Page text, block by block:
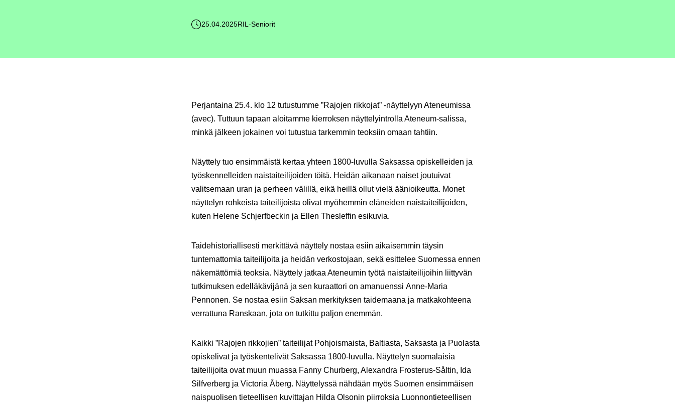
25.04.2025RIL-Seniorit
Perjantaina 25.4. klo 12 tutustumme ”Rajojen rikkojat” -näyttelyyn Ateneumissa
(avec). Tuttuun tapaan aloitamme kierroksen näyttelyintrolla Ateneum-salissa,
minkä jälkeen jokainen voi tutustua tarkemmin teoksiin omaan tahtiin.
Näyttely tuo ensimmäistä kertaa yhteen 1800-luvulla Saksassa opiskelleiden ja
työskennelleiden naistaiteilijoiden töitä. Heidän aikanaan naiset joutuivat
valitsemaan uran ja perheen välillä, eikä heillä ollut vielä äänioikeutta. Monet
näyttelyn rohkeista taiteilijoista olivat myöhemmin eläneiden naistaiteilijoiden,
kuten Helene Schjerfbeckin ja Ellen Thesleffin esikuvia.
Taidehistoriallisesti merkittävä näyttely nostaa esiin aikaisemmin täysin
tuntemattomia taiteilijoita ja heidän verkostojaan, sekä esittelee Suomessa ennen
näkemättömiä teoksia. Näyttely jatkaa Ateneumin työtä naistaiteilijoihin liittyvän
tutkimuksen edelläkävijänä ja sen kuraattori on amanuenssi Anne-Maria
Pennonen. Se nostaa esiin Saksan merkityksen taidemaana ja matkakohteena
verrattuna Ranskaan, jota on tutkittu paljon enemmän.
Kaikki ”Rajojen rikkojien” taiteilijat Pohjoismaista, Baltiasta, Saksasta ja Puolasta
opiskelivat ja työskentelivät Saksassa 1800-luvulla. Näyttelyn suomalaisia
taiteilijoita ovat muun muassa Fanny Churberg, Alexandra Frosterus-Såltin, Ida
Silfverberg ja Victoria Åberg. Näyttelyssä nähdään myös Suomen ensimmäisen
naispuolisen tieteellisen kuvittajan Hilda Olsonin piirroksia Luonnontieteellisen